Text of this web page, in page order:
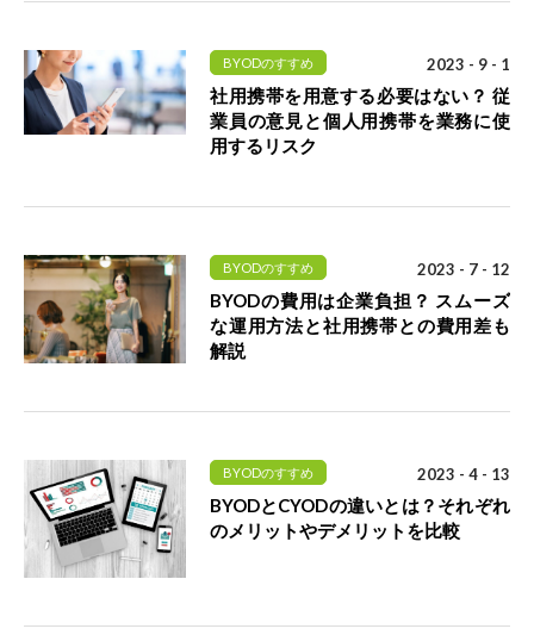
BYODのすすめ 2023 - 9 - 1
社用携帯を用意する必要はない？ 従
業員の意見と個人用携帯を業務に使
用するリスク
BYODのすすめ 2023 - 7 - 12
BYODの費用は企業負担？ スムーズ
な運用方法と社用携帯との費用差も
解説
BYODのすすめ 2023 - 4 - 13
BYODとCYODの違いとは？それぞれ
のメリットやデメリットを比較